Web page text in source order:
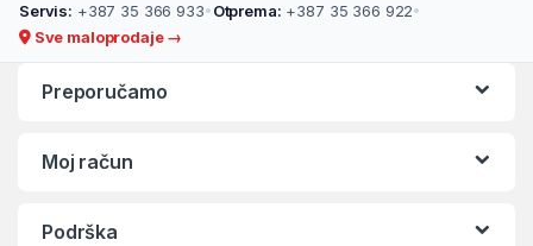
Servis: +387 35 366 933• Otprema: +387 35 366 922•
Sve maloprodaje →
Preporučamo
Moj račun
Podrška